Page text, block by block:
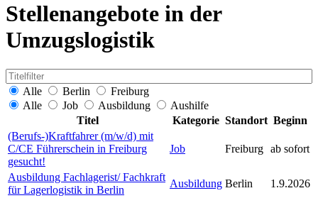
Stellenangebote in der
Umzugslogistik
Alle Berlin
Freiburg
Alle
Job Ausbildung
Aushilfe
Titel
Kategorie Standort Beginn
(Berufs-)Kraftfahrer (m/w/d) mit
C/CE Führerschein in Freiburg
gesucht!
Job Freiburg ab sofort
Ausbildung Fachlagerist/ Fachkraft
für Lagerlogistik in Berlin
Ausbildung Berlin
1.9.2026